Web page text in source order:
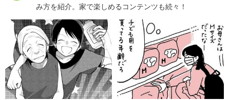
み方を紹介。家で楽しめるコンテンツも続々！